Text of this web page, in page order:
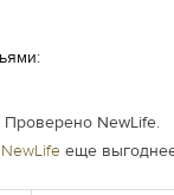
Проверено NewLife.
еще